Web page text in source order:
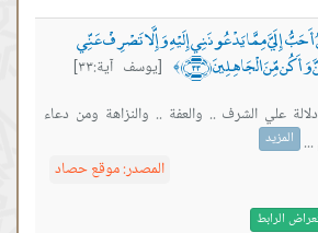
إِلَيَّ مِمَّا يَدْعُونَنِي إِلَيْهِ وَإِلَّا تَصْرِفْ عَنِّي
مِّنَ الْجَاهِلِينَ ﴿٣٣﴾ ﴾
[يوسف آية:٣٣]
علي الشرف .. والعفة .. والنزاهة ومن دعاء
المزيد
المصدر:موقع حصاد
الرابط